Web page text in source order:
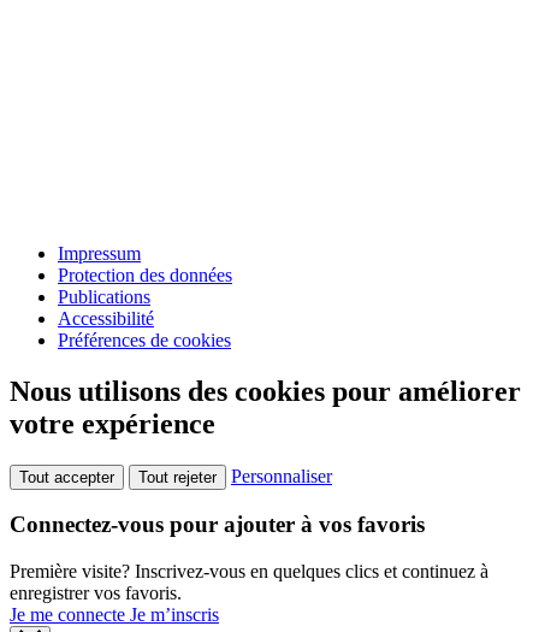
Impressum
Protection des données
Publications
Accessibilité
Préférences de cookies
Nous utilisons des cookies pour améliorer
votre expérience
Tout accepter Tout rejeter Personnaliser
Connectez-vous pour ajouter à vos favoris
Première visite? Inscrivez-vous en quelques clics et continuez à
enregistrer vos favoris.
Je me connecte Je m’inscris